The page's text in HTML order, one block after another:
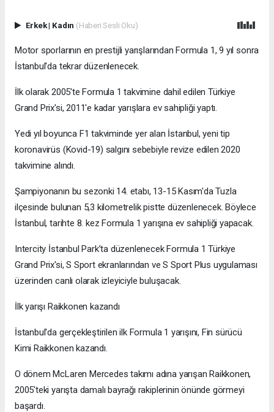
Erkek| Kadın (Haberi Sesli Oku)
Motor sporlarının en prestijli yarışlarından Formula 1, 9 yıl sonra
İstanbul'da tekrar düzenlenecek.
İlk olarak 2005'te Formula 1 takvimine dahil edilen Türkiye
Grand Prix'si, 2011'e kadar yarışlara ev sahipliği yaptı.
Yedi yıl boyunca F1 takviminde yer alan İstanbul, yeni tip
koronavirüs (Kovid-19) salgını sebebiyle revize edilen 2020
takvimine alındı.
Şampiyonanın bu sezonki 14. etabı, 13-15 Kasım'da Tuzla
ilçesinde bulunan 5,3 kilometrelik pistte düzenlenecek. Böylece
İstanbul, tarihte 8. kez Formula 1 yarışına ev sahipliği yapacak.
Intercity İstanbul Park’ta düzenlenecek Formula 1 Türkiye
Grand Prix'si, S Sport ekranlarından ve S Sport Plus uygulaması
üzerinden canlı olarak izleyiciyle buluşacak.
İlk yarışı Raikkonen kazandı
İstanbul'da gerçekleştirilen ilk Formula 1 yarışını, Fin sürücü
Kimi Raikkonen kazandı.
O dönem McLaren Mercedes takımı adına yarışan Raikkonen,
2005'teki yarışta damalı bayrağı rakiplerinin önünde görmeyi
başardı.